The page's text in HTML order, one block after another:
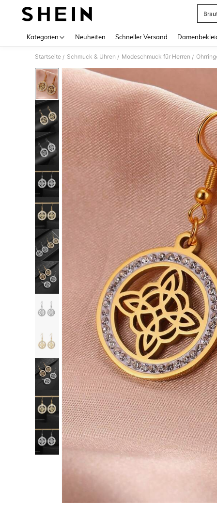
Kategorien Neuheiten Schneller Versand
Startseite / Schmuck & Uhren / Modeschmuck für Herren /